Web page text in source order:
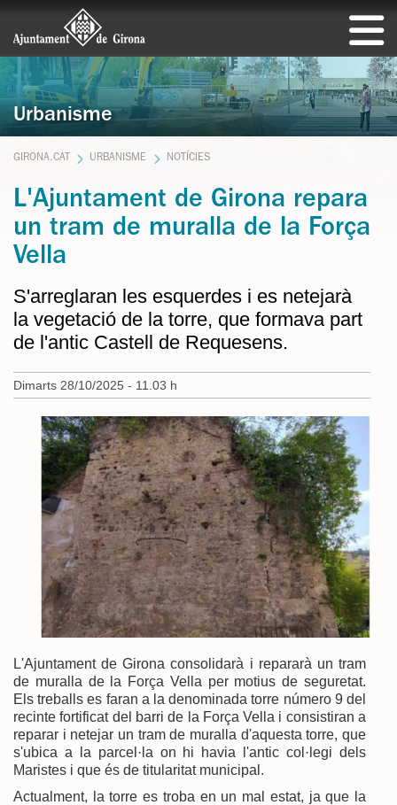
Urbanisme
GIRONA.CAT URBANISME NOTÍCIES
L'Ajuntament de Girona repara
un tram de muralla de la Força
Vella
S'arreglaran les esquerdes i es netejarà
la vegetació de la torre, que formava part
de l'antic Castell de Requesens.
Dimarts 28/10/2025 - 11.03 h
L'Ajuntament de Girona consolidarà i repararà un tram
de muralla de la Força Vella per motius de seguretat.
Els treballs es faran a la denominada torre número 9 del
recinte fortificat del barri de la Força Vella i consistiran a
reparar i netejar un tram de muralla d'aquesta torre, que
s'ubica a la parcel·la on hi havia l'antic col·legi dels
Maristes i que és de titularitat municipal.
Actualment, la torre es troba en un mal estat, ja que la